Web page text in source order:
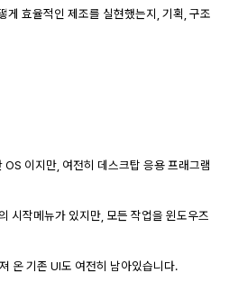
게 효율적인 제조를 실현했는지, 기획, 구조
이지만, 여전히 데스크탑 응용 프래그램
시작메뉴가 있지만, 모든 작업을 윈도우즈
온 기존 UI도 여전히 남아있습니다.